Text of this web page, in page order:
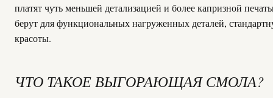
платят чуть меньшей детализацией и более капризной
берут для функциональных нагруженных деталей,
красоты.
ЧТО ТАКОЕ ВЫГОРАЮЩАЯ СМОЛА?